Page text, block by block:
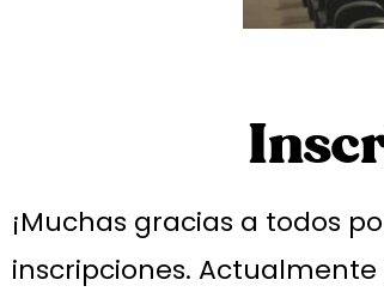
¡Muchas gracias a todos
inscripciones.